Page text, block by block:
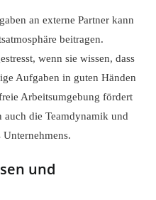
an externe Partner kann
beitragen.
wenn sie wissen, dass
Aufgaben in guten Händen
Arbeitsumgebung fördert
die Teamdynamik und
und